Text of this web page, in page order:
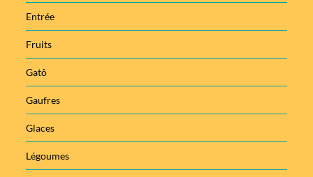
Entrée
Fruits
Gatô
Gaufres
Glaces
Légoumes